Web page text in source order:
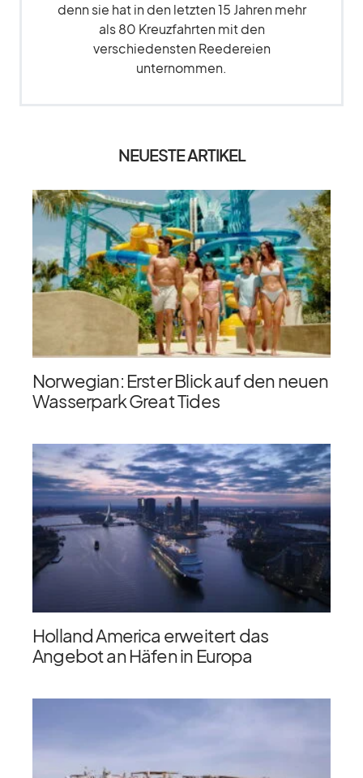
denn sie hat in den letzten 15 Jahren mehr
als 80 Kreuzfahrten mit den
verschiedensten Reedereien
unternommen.
NEUESTE ARTIKEL
Norwegian: Erster Blick auf den neuen
Wasserpark Great Tides
Holland America erweitert das
Angebot an Häfen in Europa